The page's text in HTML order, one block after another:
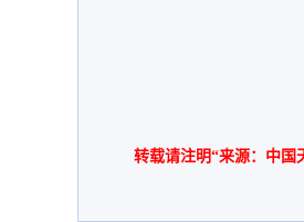
转载请注明“来源：中国